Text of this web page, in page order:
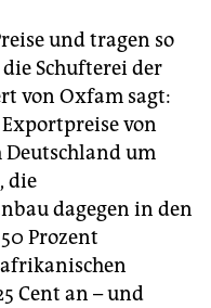
und tragen so
Schufterei der
von Oxfam sagt:
von
Deutschland um
die
dagegen in den
Prozent
Cent an – und